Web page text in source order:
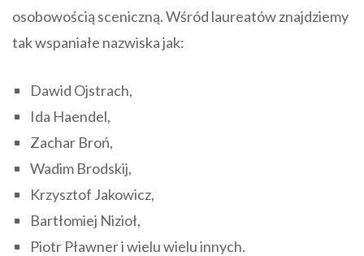
osobowością sceniczną. Wśród laureatów znajdziemy
tak wspaniałe nazwiska jak:
Dawid Ojstrach,
Ida Haendel,
Zachar Broń,
Wadim Brodskij,
Krzysztof Jakowicz,
Bartłomiej Nizioł,
Piotr Pławner i wielu wielu innych.